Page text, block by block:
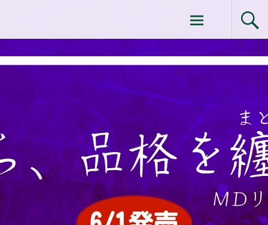
テ
ツ
プ
ドクターイシイのエムディ化粧品 |エム
ディ化粧品 下関サロン